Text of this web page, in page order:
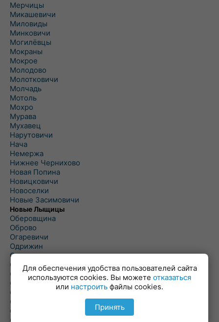
Мерчицы
Микашевичи
Миловиды
Минковичи
Могилёвцы
Мокраны
Мокрое
Молодово
Молотковичи
Молчадь
Мотоль
Мохро
Мурава
Мухавец
Нарутовичи
Нача
Немержа
Нижнее Чернихово
Новая Попина
Новицковичи
Новоселки
Новые Засимовичи
Новые Лыщицы
Оберовщина
Оброво
Огаревичи
Одрижин
Оздамичи
Озяты
Олтуш
Ольманы
Ольпень
Ольшаны
Омельная
Для обеспечения удобства пользователей сайта
используются cookies. Вы можете отказаться
или настроить файлы cookies.
Принять